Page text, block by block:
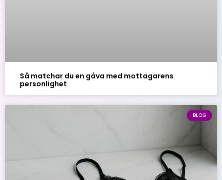
Så matchar du en gåva med mottagarens
personlighet
BLOG